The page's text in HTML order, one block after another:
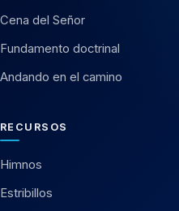
Cena del Señor
Fundamento doctrinal
Andando en el camino
RECURSOS
Himnos
Estribillos